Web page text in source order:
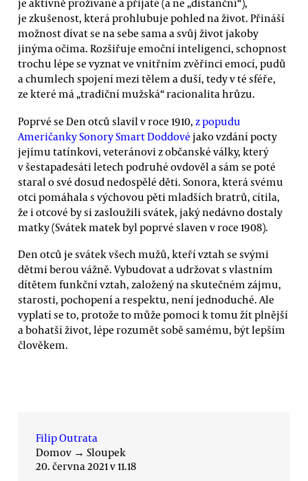
je aktivně prožívané a přijaté (a ne „distanční“),
je zkušenost, která prohlubuje pohled na život. Přináší
možnost dívat se na sebe sama a svůj život jakoby
jinýma očima. Rozšiřuje emoční inteligenci, schopnost
trochu lépe se vyznat ve vnitřním zvěřinci emocí, pudů
a chumlech spojení mezi tělem a duší, tedy v té sféře,
ze které má „tradiční mužská“ racionalita hrůzu.
Poprvé se Den otců slavil v roce 1910, z popudu
Američanky Sonory Smart Doddové jako vzdání pocty
jejímu tatínkovi, veteránovi z občanské války, který
v šestapadesáti letech podruhé ovdověl a sám se poté
staral o své dosud nedospělé děti. Sonora, která svému
otci pomáhala s výchovou pěti mladších bratrů, cítila,
že i otcové by si zasloužili svátek, jaký nedávno dostaly
matky (Svátek matek byl poprvé slaven v roce 1908).
Den otců je svátek všech mužů, kteří vztah se svými
dětmi berou vážně. Vybudovat a udržovat s vlastním
dítětem funkční vztah, založený na skutečném zájmu,
starosti, pochopení a respektu, není jednoduché. Ale
vyplatí se to, protože to může pomoci k tomu žít plnější
a bohatší život, lépe rozumět sobě samému, být lepším
člověkem.
Filip Outrata
Domov → Sloupek
20. června 2021 v 11.18